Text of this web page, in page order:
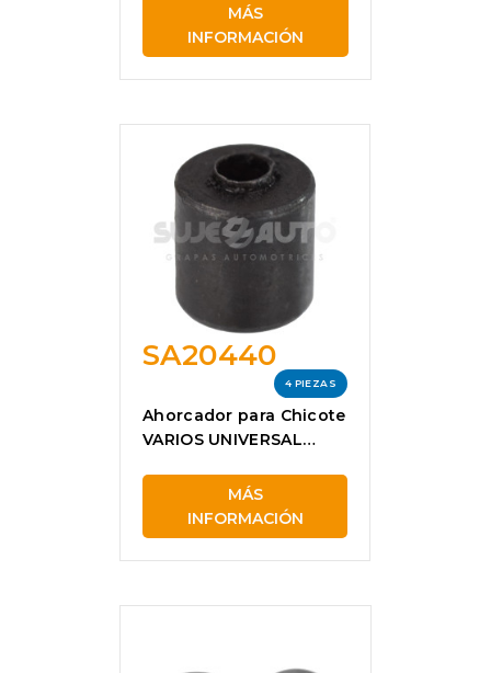
MÁS
INFORMACIÓN
SA20440
4 PIEZAS
Ahorcador para Chicote
VARIOS UNIVERSAL
MÁS
INFORMACIÓN